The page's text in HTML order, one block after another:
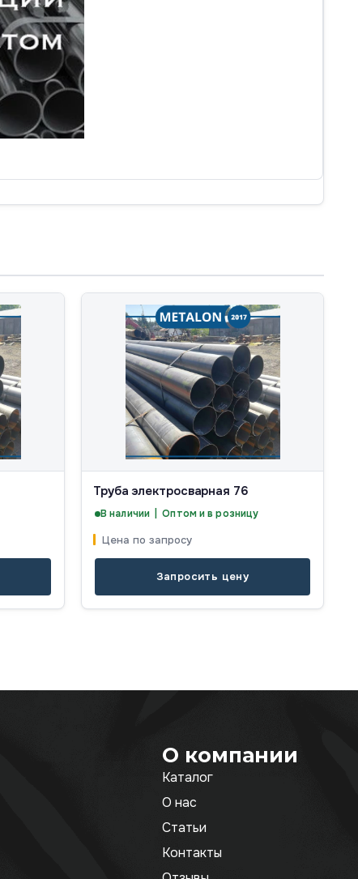
Труба электросварная 76
В наличии | Оптом и в розницу
Цена по запросу
Запросить цену
О компании
Каталог
О нас
Статьи
Контакты